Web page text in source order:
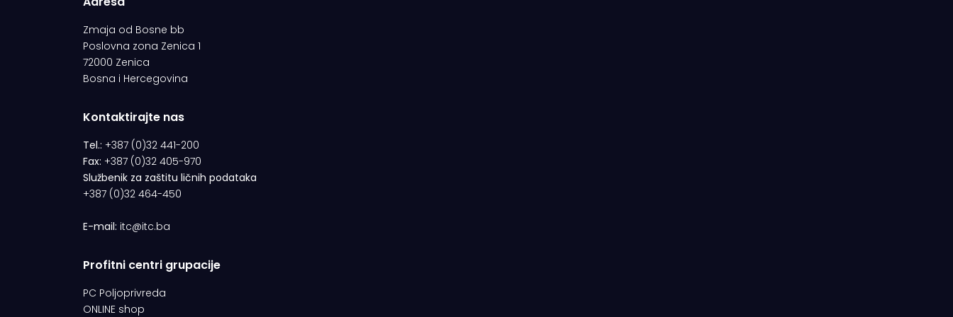
Zmaja od Bosne bb
Poslovna zona Zenica 1
72000 Zenica
Bosna i Hercegovina
Kontaktirajte nas
Tel.: +387 (0)32 441-200
Fax: +387 (0)32 405-970
Službenik za zaštitu ličnih podataka
+387 (0)32 464-450
E-mail: itc@itc.ba
Profitni centri grupacije
PC Poljoprivreda
ONLINE shop